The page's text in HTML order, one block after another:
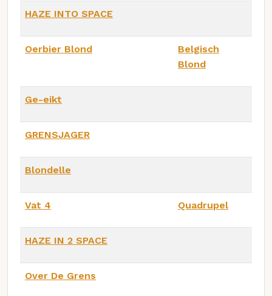
HAZE INTO SPACE
Oerbier Blond
Belgisch
Blond
Ge-eikt
GRENSJAGER
Blondelle
Vat 4 Quadrupel
HAZE IN 2 SPACE
Over De Grens